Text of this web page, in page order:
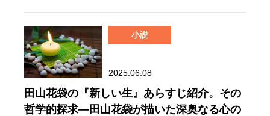
小説
2025.06.08
田山花袋の『新しい生』あらすじ紹介。その
哲学的探求―田山花袋が描いた深奥なる心の